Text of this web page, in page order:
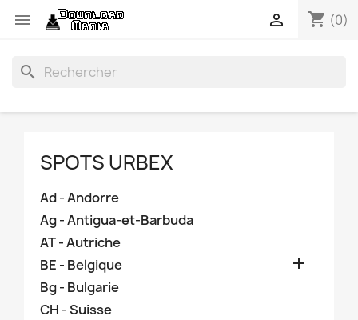
 shopping_cart (0)

search
SPOTS URBEX
Ad - Andorre
Ag - Antigua-et-Barbuda
AT - Autriche
BE - Belgique

Bg - Bulgarie
CH - Suisse